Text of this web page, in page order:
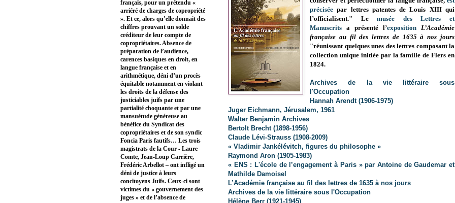
précisée par lettres patentes de Louis XIII qui
l’officialisent." Lemusée des Lettres et
Manuscrits a présenté l’exposition L’Académie
française au fil des lettres de 1635 à nos jours
"réunissant quelques unes des lettres composant la
collection unique initiée par la famille de Flers en
1824.
Archives de la vie littéraire sous
l'Occupation
Hannah Arendt (1906-1975)
Juger Eichmann, Jérusalem, 1961
Walter Benjamin Archives
Bertolt Brecht (1898-1956)
Claude Lévi-Strauss (1908-2009)
« Vladimir Jankélévitch, figures du philosophe »
Raymond Aron (1905-1983)
« ENS : L'école de l’engagement à Paris » par Antoine de Gaudemar et
Mathilde Damoisel
L’Académie française au fil des lettres de 1635 à nos jours
Archives de la vie littéraire sous l'Occupation
Hélène Berr (1921-1945)
français, pour un prétendu «
arriéré de charges de copropriété
». Et ce, alors qu’elle donnait des
chiffres prouvant un solde
créditeur de leur compte de
copropriétaires. Absence de
préparation de l’audience,
carences basiques en droit, en
langue française et en
arithmétique, déni d’un procès
équitable notamment en violant
les droits de la défense des
justiciables juifs par une
partialité choquante et par une
mansuétude généreuse au
bénéfice du Syndicat des
copropriétaires et de son syndic
Foncia Paris fautifs… Les trois
magistrats de la Cour - Laure
Comte, Jean-Loup Carrière,
Frédéric Arbellot – ont infligé un
déni de justice à leurs
concitoyens Juifs. Ceux-ci sont
victimes du « gouvernement des
juges » et de l’absence de